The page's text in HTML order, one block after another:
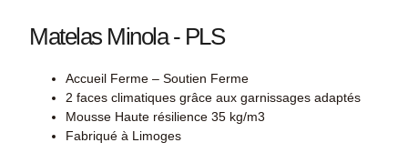
Matelas Minola - PLS
Accueil Ferme – Soutien Ferme
2 faces climatiques grâce aux garnissages adaptés
Mousse Haute résilience 35 kg/m3
Fabriqué à Limoges